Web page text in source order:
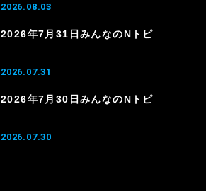
2026.08.03
2026年7月31日みんなのNトピ
2026.07.31
2026年7月30日みんなのNトピ
2026.07.30